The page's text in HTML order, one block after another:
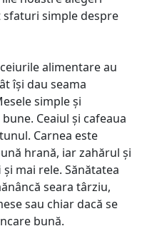
sfaturi simple despre
alimentare au
își dau seama
simple și
Ceaiul și cafeaua
Carnea este
hrană, iar zahărul și
mai rele. Sănătatea
seara târziu,
sau chiar dacă se
bună.